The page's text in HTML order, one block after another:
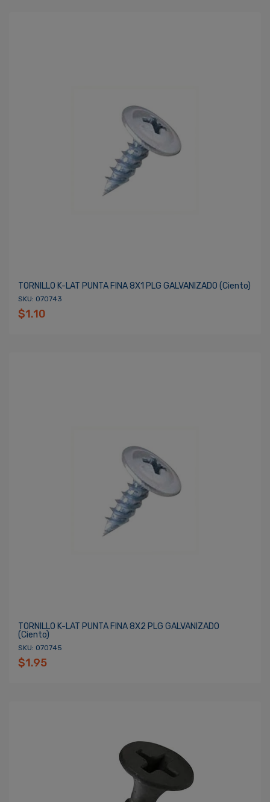
TORNILLO K-LAT PUNTA FINA 8X1 PLG GALVANIZADO (ciento)
SKU: 070743
$1.10
TORNILLO K-LAT PUNTA FINA 8X2 PLG GALVANIZADO
(ciento)
SKU: 070745
$1.95